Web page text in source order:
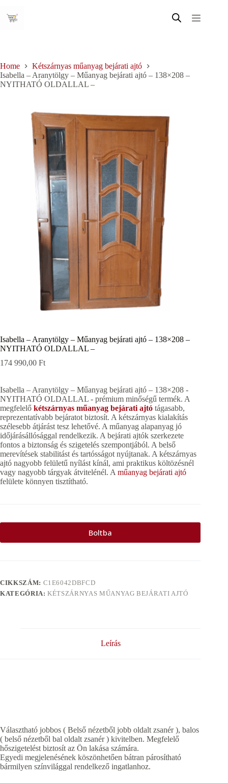
content
Home
Kétszárnyas műanyag bejárati ajtó
Isabella – Aranytölgy – Műanyag bejárati ajtó – 138×208 –
NYITHATÓ OLDALLAL –
Isabella – Aranytölgy – Műanyag bejárati ajtó – 138×208 –
NYITHATÓ OLDALLAL –
174 990,00 Ft
Isabella – Aranytölgy – Műanyag bejárati ajtó – 138×208 -
NYITHATÓ OLDALLAL - prémium minőségű termék. A
megfelelő kétszárnyas műanyag bejárati ajtó tágasabb,
reprezentatívabb bejáratot biztosít. A kétszárnyas kialakítás
szélesebb átjárást tesz lehetővé. A műanyag alapanyag jó
időjárásállósággal rendelkezik. A bejárati ajtók szerkezete
fontos a biztonság és szigetelés szempontjából. A belső
merevítések stabilitást és tartósságot nyújtanak. A kétszárnyas
ajtó nagyobb felületű nyílást kínál, ami praktikus költözésnél
vagy nagyobb tárgyak átvitelénél. A műanyag bejárati ajtó
felülete könnyen tisztítható.
Boltba
CIKKSZÁM: C1E6042DBFCD
KATEGÓRIA:KÉTSZÁRNYAS MŰANYAG BEJÁRATI AJTÓ
Leírás
Választható jobbos ( Belső nézetből jobb oldalt zsanér ), balos
( belső nézetből bal oldalt zsanér ) kivitelben. Megfelelő
hőszigetelést biztosít az Ön lakása számára.
Egyedi megjelenésének köszönhetően bátran párosítható
bármilyen színvilággal rendelkező ingatlanhoz.